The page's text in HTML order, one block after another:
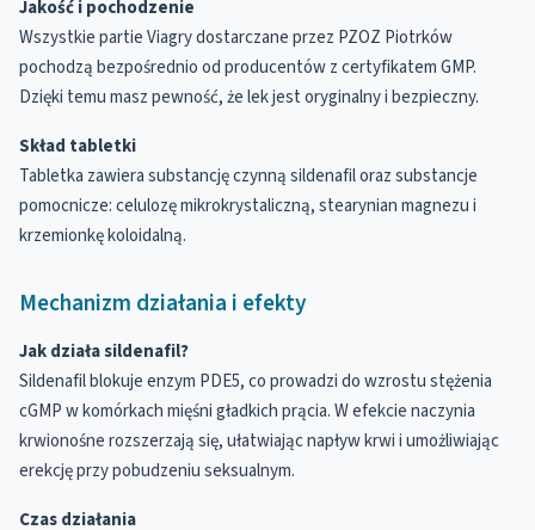
Jakość i pochodzenie
Wszystkie partie Viagry dostarczane przez PZOZ Piotrków
pochodzą bezpośrednio od producentów z certyfikatem GMP.
Dzięki temu masz pewność, że lek jest oryginalny i bezpieczny.
Skład tabletki
Tabletka zawiera substancję czynną sildenafil oraz substancje
pomocnicze: celulozę mikrokrystaliczną, stearynian magnezu i
krzemionkę koloidalną.
Mechanizm działania i efekty
Jak działa sildenafil?
Sildenafil blokuje enzym PDE5, co prowadzi do wzrostu stężenia
cGMP w komórkach mięśni gładkich prącia. W efekcie naczynia
krwionośne rozszerzają się, ułatwiając napływ krwi i umożliwiając
erekcję przy pobudzeniu seksualnym.
Czas działania